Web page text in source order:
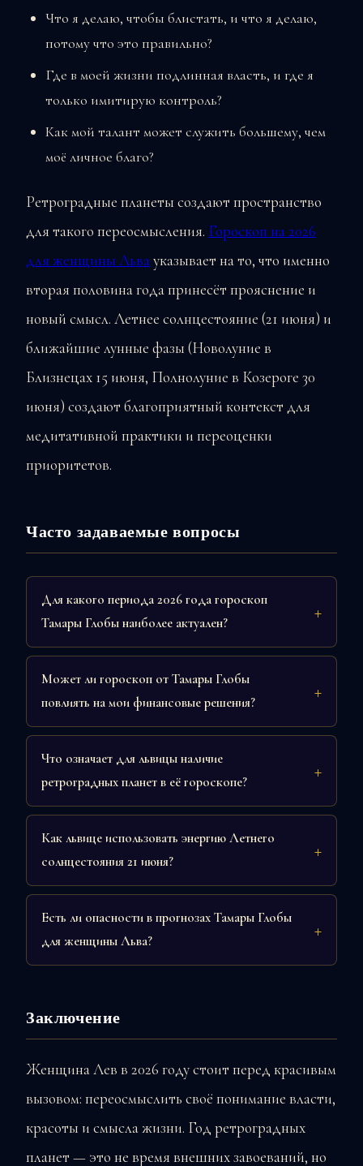
Что я делаю, чтобы блистать, и что я делаю,
потому что это правильно?
Где в моей жизни подлинная власть, и где я
только имитирую контроль?
Как мой талант может служить большему, чем
моё личное благо?
Ретроградные планеты создают пространство
для такого переосмысления. Гороскоп на 2026
для женщины Львауказывает на то, что именно
вторая половина года принесёт прояснение и
новый смысл. Летнее солнцестояние (21 июня) и
ближайшие лунные фазы (Новолуние в
Близнецах 15 июня, Полнолуние в Козероге 30
июня) создают благоприятный контекст для
медитативной практики и переоценки
приоритетов.
Часто задаваемые вопросы
Для какого периода 2026 года гороскоп
Тамары Глобы наиболее актуален?
Может ли гороскоп от Тамары Глобы
повлиять на мои финансовые решения?
Что означает для львицы наличие
ретроградных планет в её гороскопе?
Как львице использовать энергию Летнего
солнцестояния 21 июня?
Есть ли опасности в прогнозах Тамары Глобы
для женщины Льва?
Заключение
Женщина Лев в 2026 году стоит перед красивым
вызовом: переосмыслить своё понимание власти,
красоты и смысла жизни. Год ретроградных
планет — это не время внешних завоеваний, но